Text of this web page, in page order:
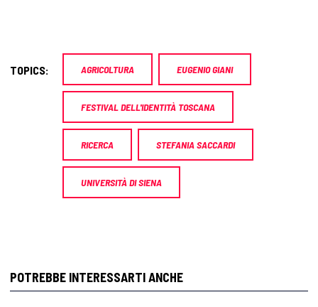
TOPICS: AGRICOLTURA EUGENIO GIANI
FESTIVAL DELL'IDENTITÀ TOSCANA
RICERCA STEFANIA SACCARDI
UNIVERSITÀ DI SIENA
POTREBBE INTERESSARTI ANCHE